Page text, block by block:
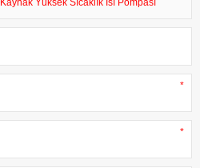
Yüksek Sıcaklık Isı Pompası